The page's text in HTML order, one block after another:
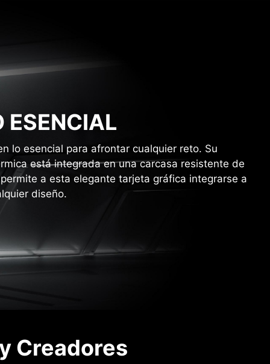
ESENCIAL
lo esencial para afrontar cualquier reto. Su
está integrada en una carcasa resistente de
a esta elegante tarjeta gráfica integrarse a
diseño.
Creadores